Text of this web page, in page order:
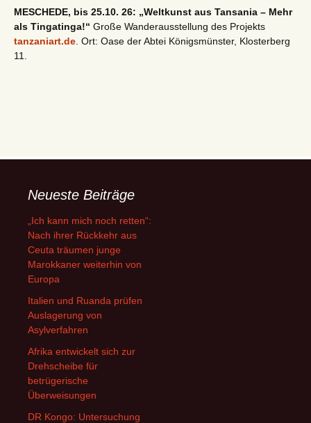
MESCHEDE, bis 25.10. 26: „Weltkunst aus Tansania – Mehr
als Tingatinga!“ Große Wanderausstellung des Projekts
tanzaniart.de . Ort: Oase der Abtei Königsmünster, Klosterberg
11.
Neueste Beiträge
„Ich kann mich noch retten“:
Nach ihrer Rückkehr aus
Ceuta träumen junge
Marokkaner weiterhin von
Europa
Italien und Ruanda prüfen
Auslagerung von
Asylverfahren
Afrika entwickelt sich zur
Drehscheibe für
betrügerische
Überweisungen
DR Kongo: Untersuchung